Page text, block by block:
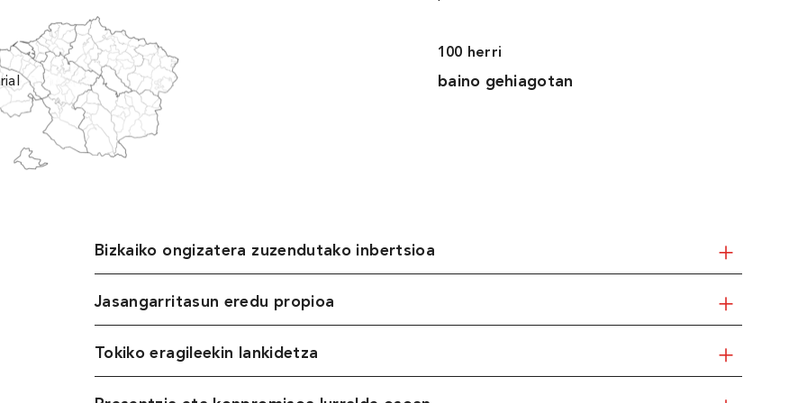
100 herri
baino gehiagotan
Bizkaiko ongizatera zuzendutako inbertsioa
Jasangarritasun eredu propioa
Tokiko eragileekin lankidetza